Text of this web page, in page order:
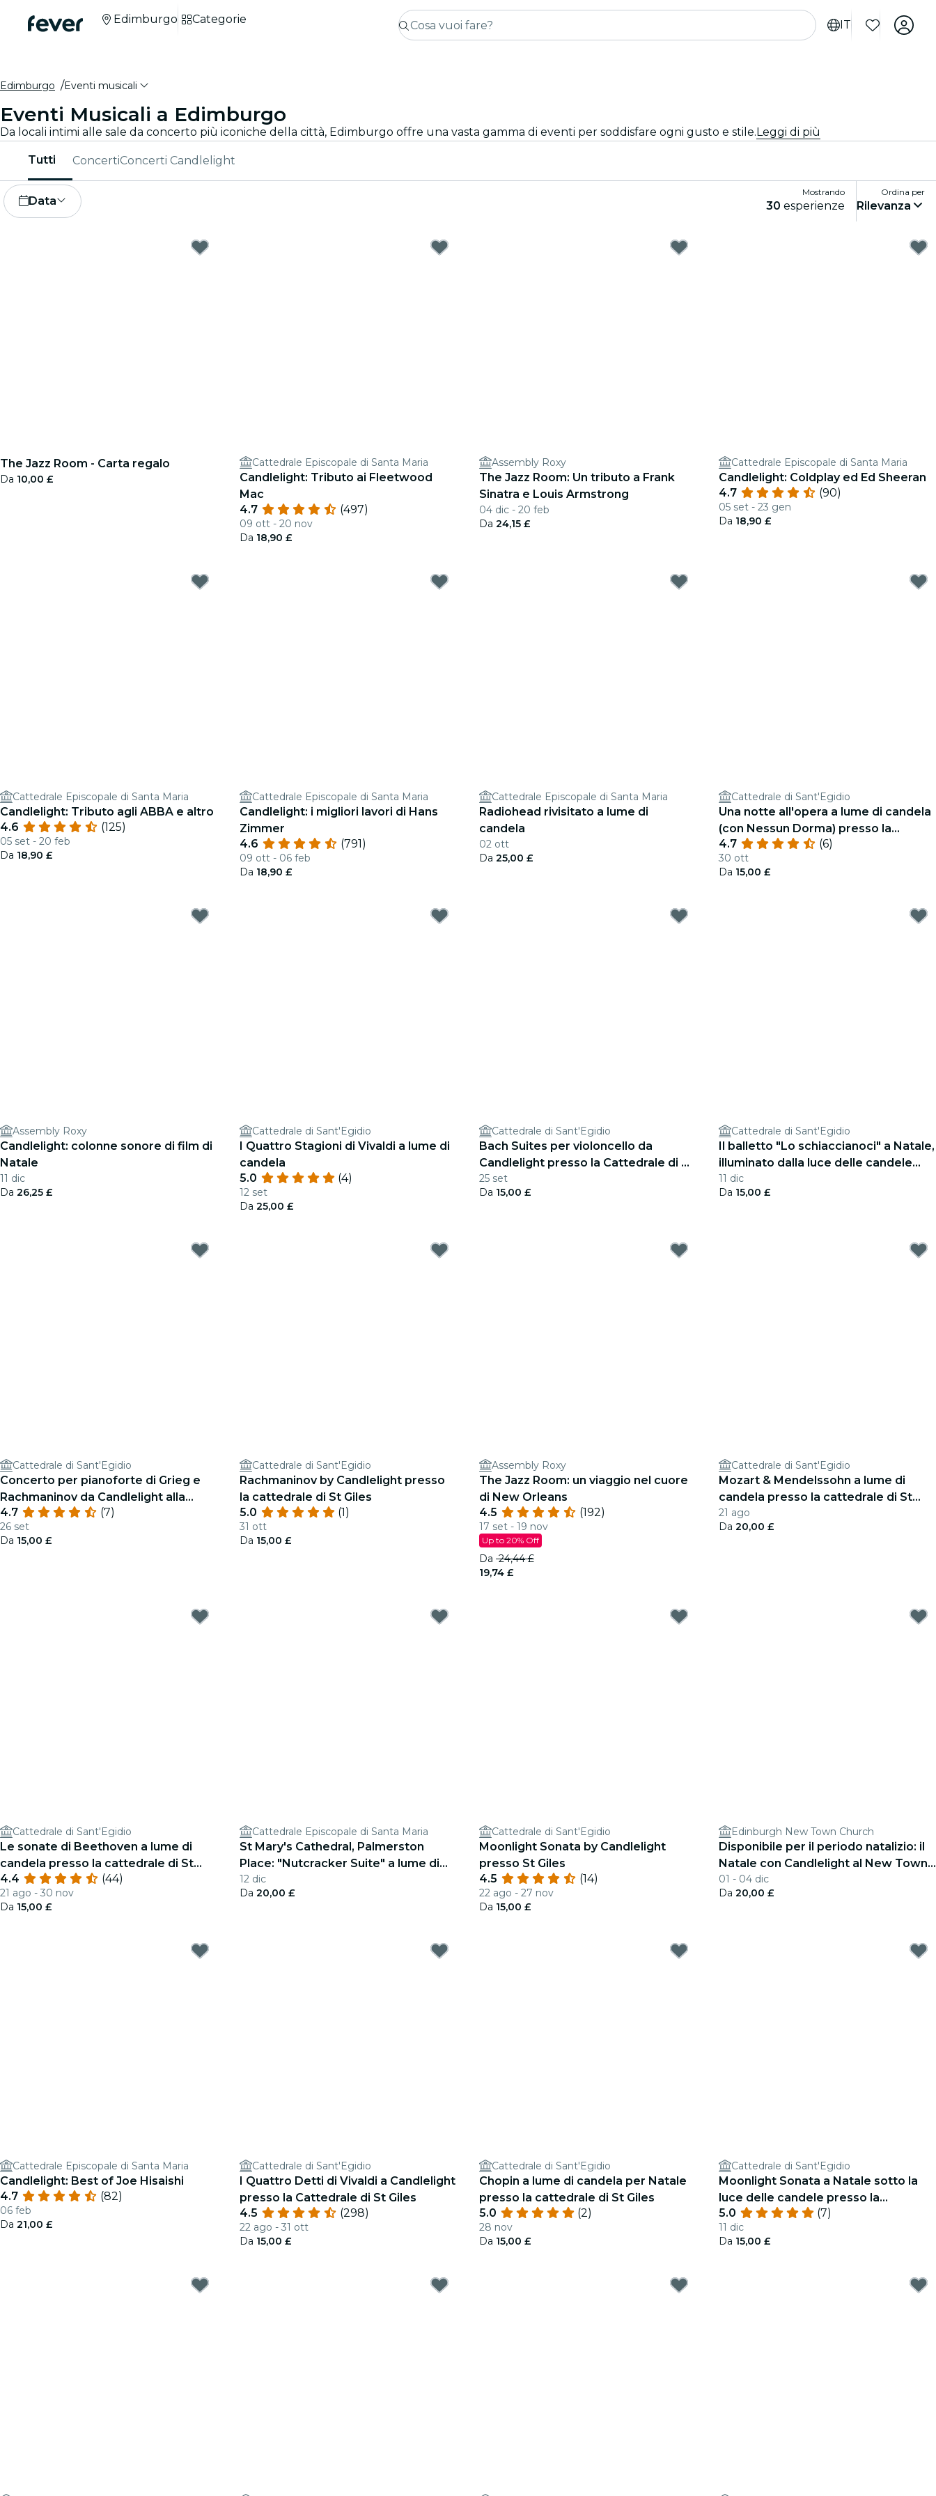
IT
Edimburgo Categorie
Edimburgo Eventi musicali
Eventi Musicali a Edimburgo
Da locali intimi alle sale da concerto più iconiche della città, Edimburgo offre una vasta gamma di eventi per soddisfare ogni gusto e stile.Leggi di più
Tutti ConcertiConcerti Candlelight
Data
Mostrando
30 esperienze
Ordina per
Rilevanza
The Jazz Room - Carta regalo
Da 10,00 £
Cattedrale Episcopale di Santa Maria
Candlelight: Tributo ai Fleetwood
Mac
4.7
(497)
09 ott - 20 nov
Da 18,90 £
Assembly Roxy
The Jazz Room: Un tributo a Frank
Sinatra e Louis Armstrong
04 dic - 20 feb
Da 24,15 £
Cattedrale Episcopale di Santa Maria
Candlelight: Coldplay ed Ed Sheeran
4.7
(90)
05 set - 23 gen
Da 18,90 £
Cattedrale Episcopale di Santa Maria
Candlelight: Tributo agli ABBA e altro
4.6
(125)
05 set - 20 feb
Da 18,90 £
Cattedrale Episcopale di Santa Maria
Candlelight: i migliori lavori di Hans
Zimmer
4.6
(791)
09 ott - 06 feb
Da 18,90 £
Cattedrale Episcopale di Santa Maria
Radiohead rivisitato a lume di
candela
02 ott
Da 25,00 £
Cattedrale di Sant'Egidio
Una notte all'opera a lume di candela
(con Nessun Dorma) presso la
cattedrale di St Giles
4.7 (6)
30 ott
Da 15,00 £
Assembly Roxy
Candlelight: colonne sonore di film di
Natale
11 dic
Da 26,25 £
Cattedrale di Sant'Egidio
I Quattro Stagioni di Vivaldi a lume di
candela
5.0
(4)
12 set
Da 25,00 £
Cattedrale di Sant'Egidio
Bach Suites per violoncello da
Candlelight presso la Cattedrale di St
Giles
25 set
Da 15,00 £
Cattedrale di Sant'Egidio
Il balletto "Lo schiaccianoci" a Natale,
illuminato dalla luce delle candele
presso la cattedrale di St Giles
11 dic
Da 15,00 £
Cattedrale di Sant'Egidio
Concerto per pianoforte di Grieg e
Rachmaninov da Candlelight alla
Cattedrale di St Giles
4.7 (7)
26 set
Da 15,00 £
Cattedrale di Sant'Egidio
Rachmaninov by Candlelight presso
la cattedrale di St Giles
5.0
(1)
31 ott
Da 15,00 £
Assembly Roxy
The Jazz Room: un viaggio nel cuore
di New Orleans
4.5
(192)
17 set - 19 nov
Up to 20% Off
Da 24,44 £
19,74 £
Cattedrale di Sant'Egidio
Mozart & Mendelssohn a lume di
candela presso la cattedrale di St
Giles
21 ago
Da 20,00 £
Cattedrale di Sant'Egidio
Le sonate di Beethoven a lume di
candela presso la cattedrale di St
Giles
4.4 (44)
21 ago - 30 nov
Da 15,00 £
Cattedrale Episcopale di Santa Maria
St Mary's Cathedral, Palmerston
Place: "Nutcracker Suite" a lume di
candela
12 dic
Da 20,00 £
Cattedrale di Sant'Egidio
Moonlight Sonata by Candlelight
presso St Giles
4.5
(14)
22 ago - 27 nov
Da 15,00 £
Edinburgh New Town Church
Disponibile per il periodo natalizio: il
Natale con Candlelight al New Town
Church di Edimburgo
01 - 04 dic
Da 20,00 £
Cattedrale Episcopale di Santa Maria
Candlelight: Best of Joe Hisaishi
4.7
(82)
06 feb
Da 21,00 £
Cattedrale di Sant'Egidio
I Quattro Detti di Vivaldi a Candlelight
presso la Cattedrale di St Giles
4.5
(298)
22 ago - 31 ott
Da 15,00 £
Cattedrale di Sant'Egidio
Chopin a lume di candela per Natale
presso la cattedrale di St Giles
5.0
(2)
28 nov
Da 15,00 £
Cattedrale di Sant'Egidio
Moonlight Sonata a Natale sotto la
luce delle candele presso la
Cattedrale di St Giles
5.0 (7)
11 dic
Da 15,00 £